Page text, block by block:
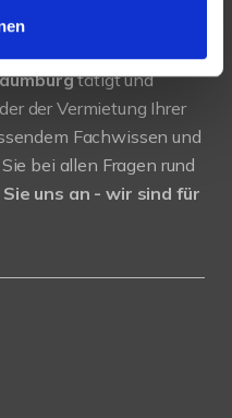
tätigt und
der Vermietung Ihrer
Fachwissen und
bei allen Fragen rund
uns an - wir sind für